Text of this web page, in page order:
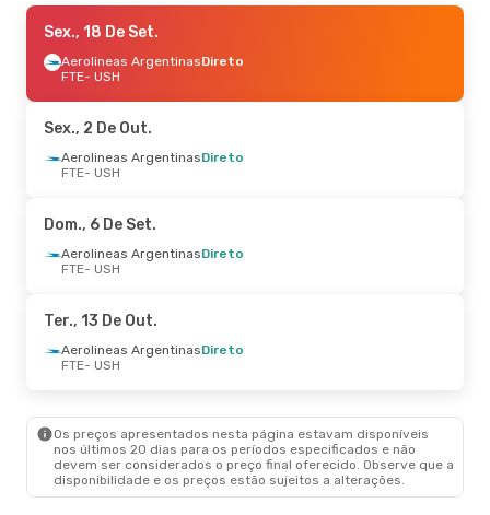
Sáb., 22 De Ago.
Aerolineas ArgentinasDireto
FTE- USH
USH- FTE
Sáb., 29 De Ago.- Dom., 30 De Ago.
Aerolineas Argentinas
USH - FTE
Sex., 18 De Set.
Aerolineas ArgentinasDireto
FTE- USH
Sex., 2 De Out.
Aerolineas ArgentinasDireto
FTE- USH
Dom., 6 De Set.
Aerolineas ArgentinasDireto
FTE- USH
Ter., 13 De Out.
Aerolineas ArgentinasDireto
FTE- USH
Os preços apresentados nesta página estavam disponíveis
nos últimos 20 dias para os períodos especificados e não
devem ser considerados o preço final oferecido. Observe que a
disponibilidade e os preços estão sujeitos a alterações.